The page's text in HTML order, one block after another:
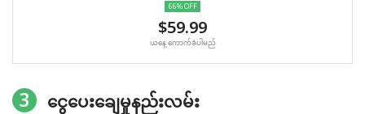
66% OFF
$59.99
ယနေ့ ကောက်ခံပါမည်
3 ငွေပေးချေမှုနည်းလမ်း